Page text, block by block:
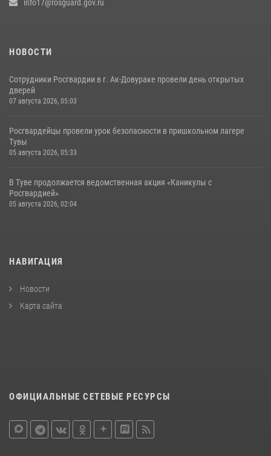
info17@rosguard.gov.ru
НОВОСТИ
Сотрудники Росгвардии в г. Ак-Довураке провели день открытых
дверей
07 августа 2026, 05:03
Росгвардейцы провели урок безопасности в пришкольном лагере
Тувы
05 августа 2026, 05:33
В Туве продолжается ведомственная акция «Каникулы с
Росгвардией»
05 августа 2026, 02:04
НАВИГАЦИЯ
Новости
Карта сайта
ОФИЦИАЛЬНЫЕ СЕТЕВЫЕ РЕСУРСЫ